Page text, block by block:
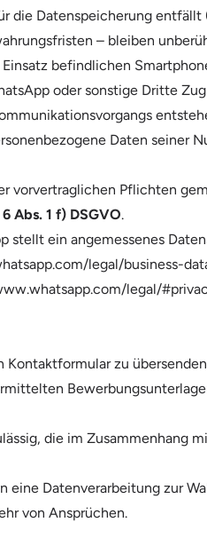
die Datenspeicherung entfällt
– bleiben
befindlichen
oder sonstige Dritte
Daten seiner
vorvertraglichen Pflichten
Abs. 1 f) DSGVO.
stellt ein angemessenes
legal/business-
legal/
zu
die im Zusammenhang
Datenverarbeitung zur
von Ansprüchen.